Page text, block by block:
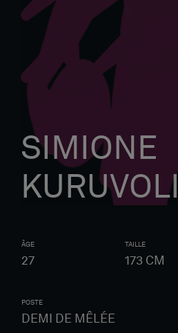
SIMIONE
KURUVOLI
ÂGE
27
TAILLE
173 CM
POSTE
DEMI DE MÊLÉE